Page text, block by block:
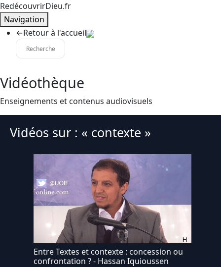
RedécouvrirDieu.fr
Navigation
←Retour à l'accueil
Vidéothèque
Enseignements et contenus audiovisuels
Vidéos sur : « contexte »
Entre Textes et contexte : concession ou
confrontation ? - Hassan Iquioussen